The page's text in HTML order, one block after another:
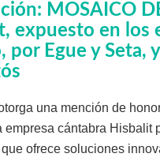
MOSAICO
expuesto en los
por Egue y Seta,
una mención de
empresa cántabra Hisbalit
ofrece soluciones